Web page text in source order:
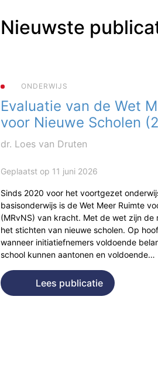
Nieuwste
ONDERWIJS
Evaluatie van de Wet
voor Nieuwe Scholen
dr. Loes van Druten
Geplaatst op 11 juni 2026
Sinds 2020 voor het voortgezet
basisonderwijs is de Wet Meer Ruimte
(MRvNS) van kracht. Met de wet zijn de
het stichten van nieuwe scholen. Op
wanneer initiatiefnemers voldoende
school kunnen aantonen en voldoende…
Lees publicatie